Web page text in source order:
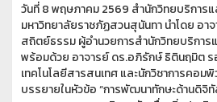
วันที่ 8 พฤษภาคม 2569 สำนักวิทยบริการแ
มหาวิทยาลัยราชภัฏสวนสุนันทา นำโดย อ
สถิตย์ธรรม ผู้อำนวยการสำนักวิทยบริการ
พร้อมด้วย อาจารย์ ดร.อภิรักษ์ ธิตินฤมิต
เทคโนโลยีสารสนเทศ และนักวิชาการคอม
บรรยายในหัวข้อ “การพัฒนาทักษะด้านดิจิ